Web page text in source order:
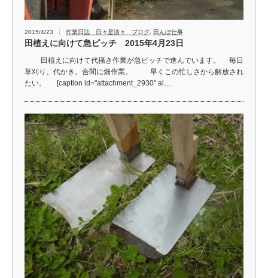
2015/4/23 作業日誌 日々是淡々 ブログ 田んぼ仕事
田植えに向けて急ピッチ 2015年4月23日
田植えに向けて代掻き作業が急ピッチで進んでいます。 毎日
草刈り、代かき。合間に畑作業。 早くこの忙しさから解放され
たい。 [caption id="attachment_2930" al…